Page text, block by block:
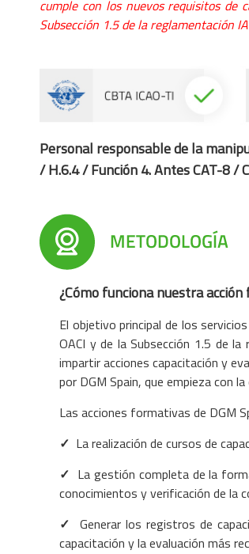
cumple con los nuevos requisitos de
Subsección 1.5 de la reglamentación
Personal responsable de la
/ H.6.4 / Función 4. Antes CAT-8 /
¿Cómo funciona nuestra
El objetivo principal de los
OACI y de la Subsección 1.5 de
impartir acciones capacitación y
por DGM Spain, que empieza con
Las acciones formativas de DGM
✓ La realización de cursos de
✓ La gestión completa de la
conocimientos y verificación de la
✓
Generar los registros de
capacitación y la evaluación más